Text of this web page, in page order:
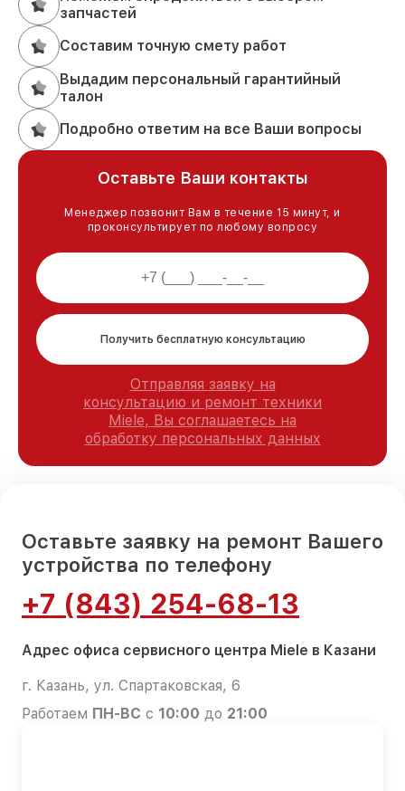
запчастей
Составим точную смету работ
Выдадим персональный гарантийный
талон
Подробно ответим на все Ваши вопросы
Оставьте Ваши контакты
Менеджер позвонит Вам в течение 15 минут, и
проконсультирует по любому вопросу
Получить бесплатную консультацию
Отправляя заявку на
консультацию и ремонт техники
Miele, Вы соглашаетесь на
обработку персональных данных
Оставьте заявку на ремонт Вашего
устройства по телефону
+7 (843) 254-68-13
Адрес офиса сервисного центра Miele в Казани
г. Казань, ул. Спартаковская, 6
Работаем ПН-ВС с 10:00 до 21:00